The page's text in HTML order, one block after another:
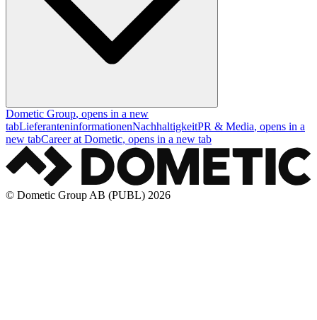
Dometic Group, opens in a new
tabLieferanteninformationenNachhaltigkeitPR & Media, opens in a
new tabCareer at Dometic, opens in a new tab
© Dometic Group AB (PUBL) 2026